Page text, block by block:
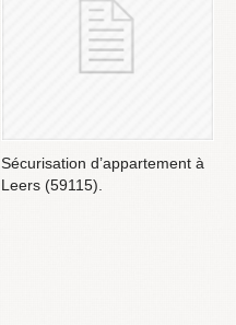
Sécurisation d’appartement à
Leers (59115).